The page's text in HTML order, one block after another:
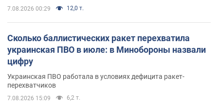
7.08.2026 00:29 12,0 т.
Сколько баллистических ракет перехватила
украинская ПВО в июле: в Минобороны назвали
цифру
Украинская ПВО работала в условиях дефицита ракет-
перехватчиков
7.08.2026 15:09 6,2 т.